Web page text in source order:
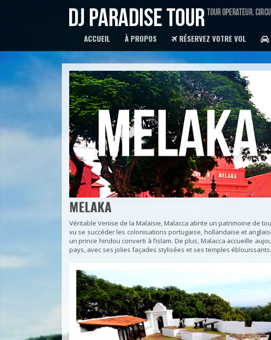
ACCUEIL À PROPOS RÉSERVEZ VOTRE VOL
MELAKA
Véritable Venise de la Malaisie, Malacca abrite un patrimoine de
vu se succéder les colonisations portugaise, hollandaise et
un prince hindou converti à l’islam. De plus, Malacca accueille
pays, avec ses jolies façades stylisées et ses temples éblouissants.